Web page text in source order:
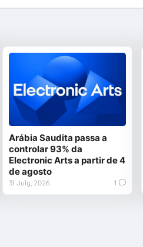
Arábia Saudita passa a
controlar 93% da
Electronic Arts a partir de 4
de agosto
31 July, 2026 1